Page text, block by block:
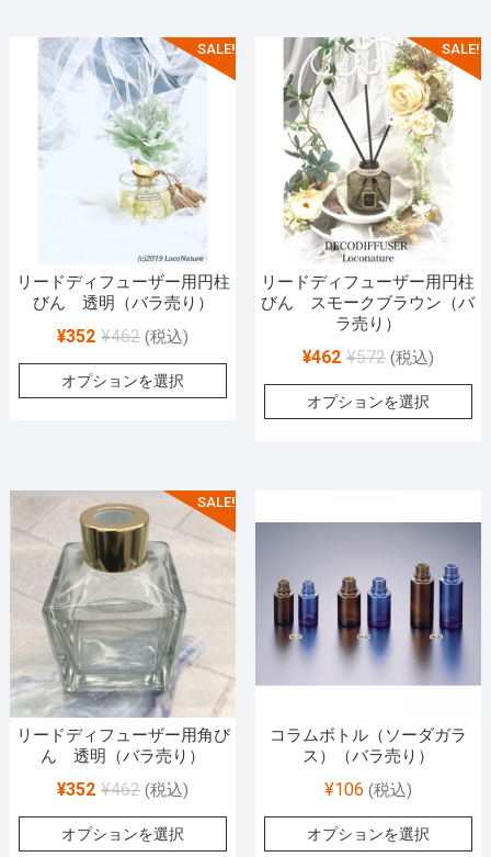
SALE!
リードディフューザー用円柱
びん 透明（バラ売り）
¥462
¥352 (税込)
オプションを選択
SALE!
リードディフューザー用円柱
びん スモークブラウン（バ
ラ売り）
¥572
¥462 (税込)
オプションを選択
SALE!
リードディフューザー用角び
ん 透明（バラ売り）
¥462
¥352 (税込)
オプションを選択
コラムボトル（ソーダガラ
ス）（バラ売り）
¥106 (税込)
オプションを選択